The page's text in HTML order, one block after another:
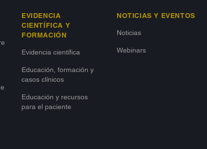
EVIDENCIA
CIENTÍFICA Y
FORMACIÓN
Evidencia científica
Educación, formación y
casos clínicos
Educación y recursos
para el paciente
NOTICIAS Y EVENTOS
Noticias
Webinars